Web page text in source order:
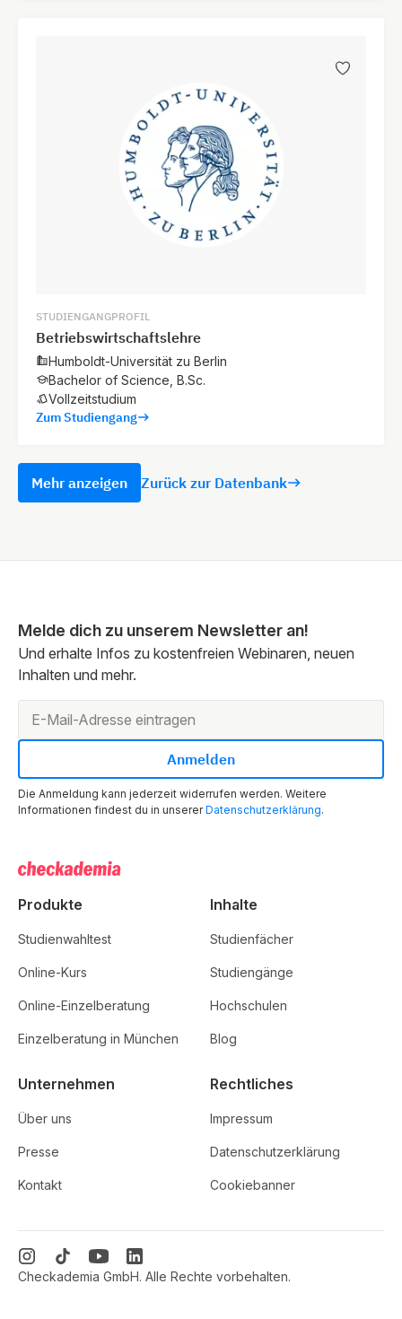
STUDIENGANGPROFIL
Betriebswirtschaftslehre
Humboldt-Universität zu Berlin
Bachelor of Science, B.Sc.
Vollzeitstudium
Zum Studiengang
Mehr anzeigen Zurück zur Datenbank
Melde dich zu unserem Newsletter an!
Und erhalte Infos zu kostenfreien Webinaren, neuen
Inhalten und mehr.
Die Anmeldung kann jederzeit widerrufen werden. Weitere
Informationen findest du in unsererDatenschutzerklärung.
Produkte
Studienwahltest
Online-Kurs
Online-Einzelberatung
Einzelberatung in München
Inhalte
Studienfächer
Studiengänge
Hochschulen
Blog
Unternehmen
Über uns
Presse
Kontakt
Rechtliches
Impressum
Datenschutzerklärung
Cookiebanner
Checkademia GmbH. Alle Rechte vorbehalten.